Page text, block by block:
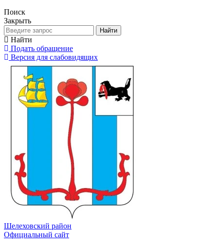
Поиск
Закрыть
Найти
Найти
Подать обращение
Версия для слабовидящих
Шелеховский район
Официальный сайт